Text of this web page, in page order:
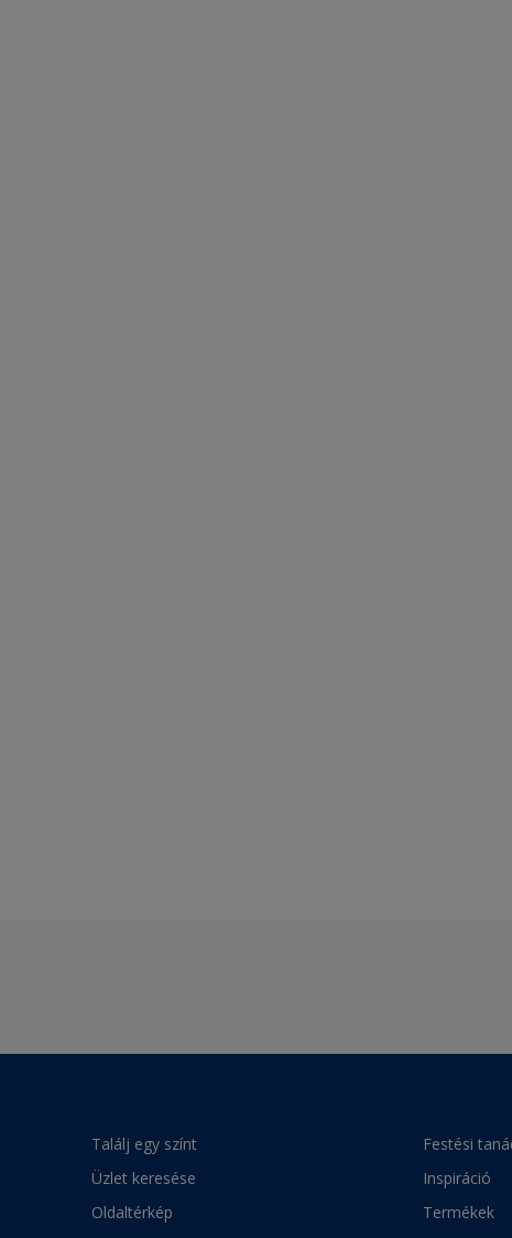
Találj egy színt
Üzlet keresése
Oldaltérkép
Festési
Inspiráció
Termékek